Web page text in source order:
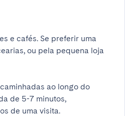
e cafés. Se preferir uma
ou pela pequena loja
ao longo do
de 5-7 minutos,
de uma visita.